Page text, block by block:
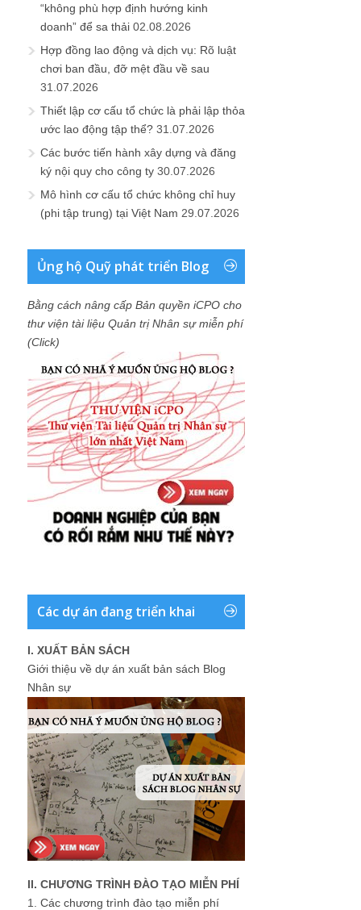
“không phù hợp định hướng kinh
doanh” để sa thải 02.08.2026
Hợp đồng lao động và dịch vụ: Rõ luật
chơi ban đầu, đỡ mệt đầu về sau
31.07.2026
Thiết lập cơ cấu tổ chức là phải lập thỏa
ước lao động tập thể? 31.07.2026
Các bước tiến hành xây dựng và đăng
ký nội quy cho công ty 30.07.2026
Mô hình cơ cấu tổ chức không chỉ huy
(phi tập trung) tại Việt Nam 29.07.2026
Ủng hộ Quỹ phát triển Blog
Bằng cách nâng cấp Bản quyền iCPO cho
thư viện tài liệu Quản trị Nhân sự miễn phí
(Click)
Các dự án đang triển khai
I. XUẤT BẢN SÁCH
Giới thiệu về dự án xuất bản sách Blog
Nhân sự
II. CHƯƠNG TRÌNH ĐÀO TẠO MIỄN PHÍ
1. Các chương trình đào tạo miễn phí